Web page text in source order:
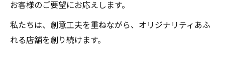
お客様のご要望にお応えします。
私たちは、創意工夫を重ねながら、オリジナリティあふ
れる店舗を創り続けます。